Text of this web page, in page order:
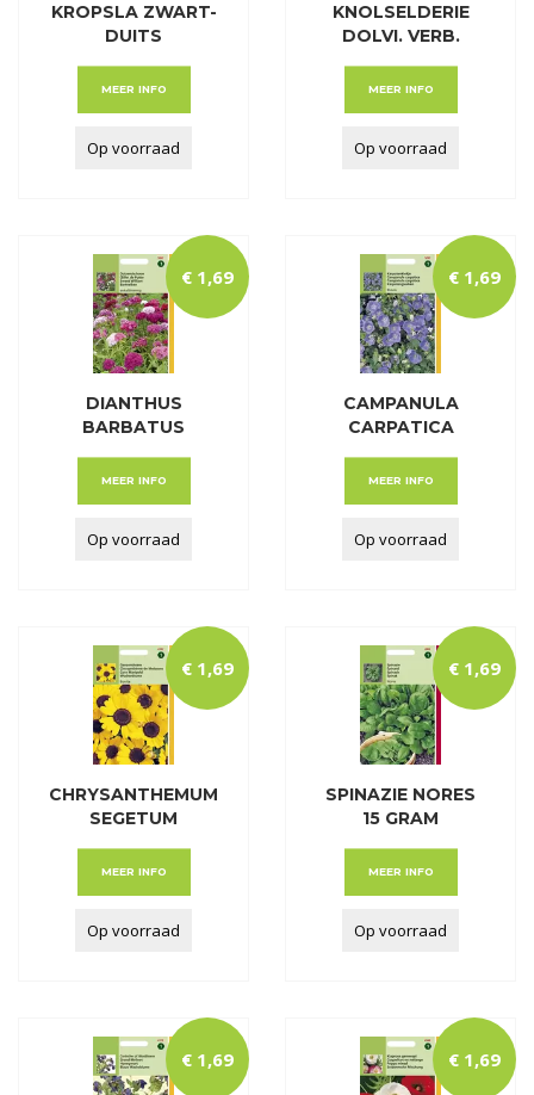
KROPSLA ZWART-
DUITS
MEER INFO
Op voorraad
KNOLSELDERIE
DOLVI. VERB.
MEER INFO
Op voorraad
DIANTHUS
BARBATUS
GEMENGD
€ 1,69
MEER INFO
Op voorraad
CAMPANULA
CARPATICA
€ 1,69
MEER INFO
Op voorraad
CHRYSANTHEMUM
SEGETUM
€ 1,69
MEER INFO
Op voorraad
SPINAZIE NORES
15 GRAM
€ 1,69
MEER INFO
Op voorraad
€ 1,69 € 1,69